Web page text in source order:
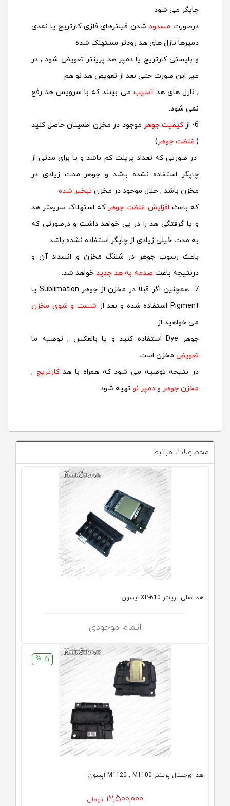
چاپگر می شود
درصورت مسدود شدن فیلترهای فلزی کارتریج یا نمدی
دمپرها نازل های هد زودتر مستهلک شده
و بایستی کارتریج یا دمپر هد پرینتر تعویض شود , در
غیر این صورت حتی بعد از تعویض هد نو هم
, نازل های هدآسیب می بینند که با سرویس هد رفع
نمی شود.
6- از
کیفیت جوهر موجود در مخزن اطمینان حاصل کنید
( غلظت جوهر )
در صورتی که تعداد پرینت کم باشد و یا برای مدتی از
چاپگر استفاده نشده باشد و جوهر مدت زیادی در
مخزن باشد , حلال موجود در مخزن تبخیر شده
که باعث افزایش غلظت جوهر که استهلاک سریعتر هد
و یا گرفتگی هد را در پی خواهد داشت و درصورتی که
به مدت خیلی زیادی از چاپگر استفاده نشده باشد
باعث رسوب جوهر در شلنگ مخزن و انسداد آن و
درنتیجه باعث صدمه به هد جدید خواهد شد.
7- همچنین اگر قبلا در مخزن از جوهر Sublimation یا
Pigment استفاده شده و بعد از
شست و شوی مخزن
می خواهید از
جوهر Dye استفاده کنید و یا بالعکس , توصیه ما
تعویض مخزن است
در نتیجه توصیه می شود که همراه با هدکارتریج ,
مخزن جوهر و دمپر نو تهیه شود.
محصولات مرتبط
هد اصلی پرینتر XP-610 اپسون
اتمام موجودی
5 %
هد اورجینال پرینتر M1120 , M1100 اپسون
12,500,000 تومان